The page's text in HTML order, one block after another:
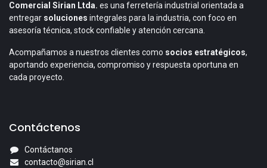
Comercial Sirian Ltda. es una ferretería industrial orientada a
entregar soluciones integrales para la industria, con foco en
asesoría técnica, stock confiable y atención cercana.
Acompañamos a nuestros clientes como socios estratégicos,
aportando experiencia, compromiso y respuesta oportuna en
cada proyecto.
Contáctenos
Contáctanos
contacto@sirian.cl